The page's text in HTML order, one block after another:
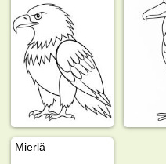
Mierlă